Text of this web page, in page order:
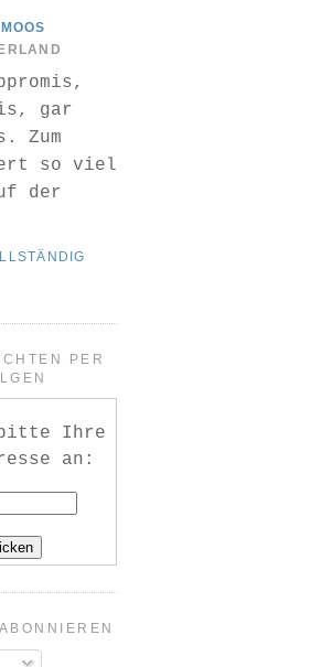
gar
Zum
so viel
der
PER
bitte Ihre
an: